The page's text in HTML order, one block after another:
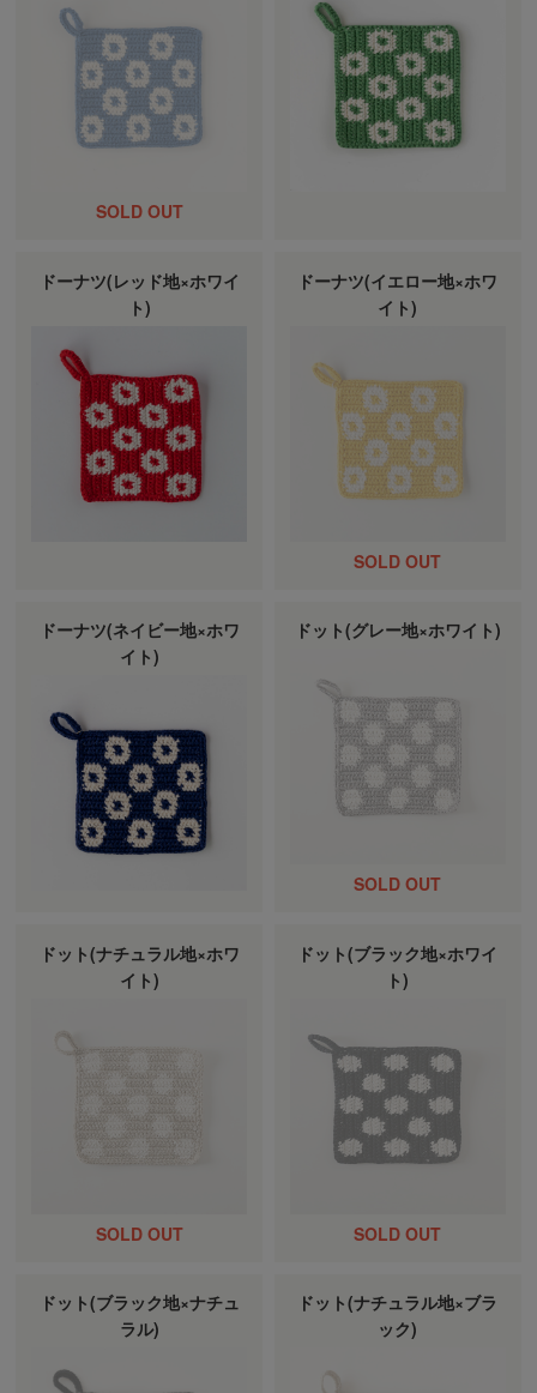
ドーナツ(レッド地×ホワイ
ト)
ドーナツ(イエロー地×ホワ
イト)
ドーナツ(ネイビー地×ホワ
イト)
ドット(グレー地×ホワイト)
ドット(ナチュラル地×ホワ
イト)
ドット(ブラック地×ホワイ
ト)
ドット(ブラック地×ナチュ
ラル)
ドット(ナチュラル地×ブラ
ック)